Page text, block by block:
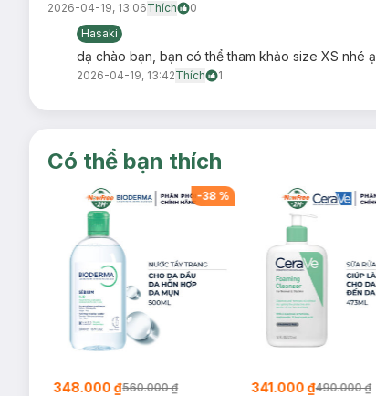
2026-04-19, 13:06Thích
0
Hasaki
dạ chào bạn, bạn có thể tham khảo size XS nhé
2026-04-19, 13:42Thích 1
Có thể bạn thích
-38%
348.000 ₫560.000 ₫ 341.000 ₫490.000 ₫